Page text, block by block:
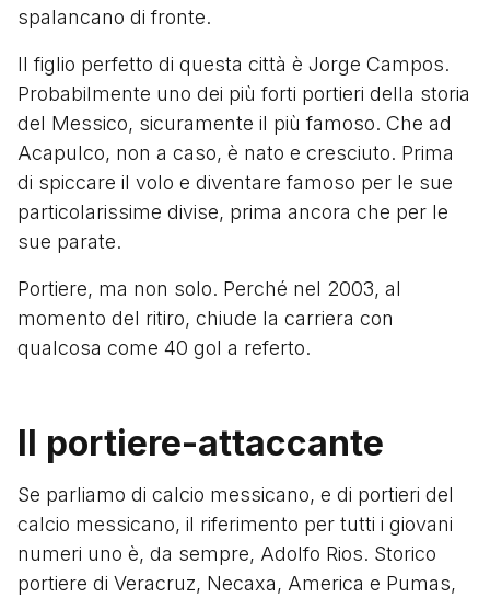
spalancano di fronte.
Il figlio perfetto di questa città è Jorge Campos.
Probabilmente uno dei più forti portieri della storia
del Messico, sicuramente il più famoso. Che ad
Acapulco, non a caso, è nato e cresciuto. Prima
di spiccare il volo e diventare famoso per le sue
particolarissime divise, prima ancora che per le
sue parate.
Portiere, ma non solo. Perché nel 2003, al
momento del ritiro, chiude la carriera con
qualcosa come 40 gol a referto.
Il portiere-attaccante
Se parliamo di calcio messicano, e di portieri del
calcio messicano, il riferimento per tutti i giovani
numeri uno è, da sempre, Adolfo Rios. Storico
portiere di Veracruz, Necaxa, America e Pumas,